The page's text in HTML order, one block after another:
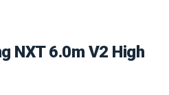
NXT 6.0m V2 High